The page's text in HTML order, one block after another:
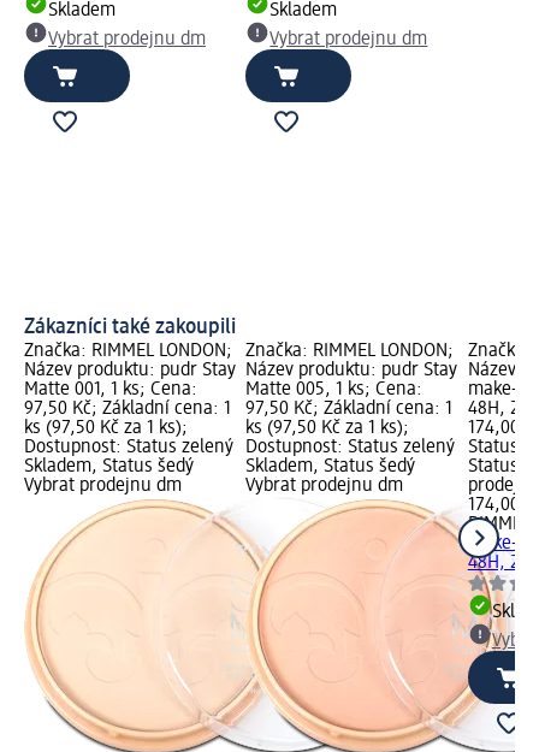
Skladem
Vybrat prodejnu dm
Skladem
Vybrat prodejnu dm
Zákazníci také zakoupili
Značka: RIMMEL LONDON;
Název produktu: pudr Stay
Matte 001, 1 ks; Cena:
97,50 Kč; Základní cena: 1
ks (97,50 Kč za 1 ks);
Dostupnost: Status zelený
Skladem, Status šedý
Vybrat prodejnu dm
Značka: RIMMEL LONDON;
Název produktu: pudr Stay
Matte 005, 1 ks; Cena:
97,50 Kč; Základní cena: 1
ks (97,50 Kč za 1 ks);
Dostupnost: Status zelený
Skladem, Status šedý
Vybrat prodejnu dm
Značka:
Název
make-
48H, 24
174,00
Status
Status
174,00
RIMMEL
make-
48H, 24